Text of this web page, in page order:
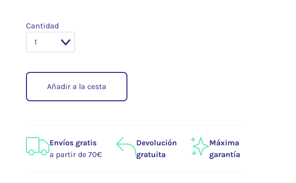
Cantidad
Añadir a la cesta
Envíos gratis
a partir de 70€
Devolución
gratuita
Máxima
garantía